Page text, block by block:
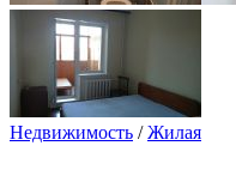
Недвижимость /Жилая